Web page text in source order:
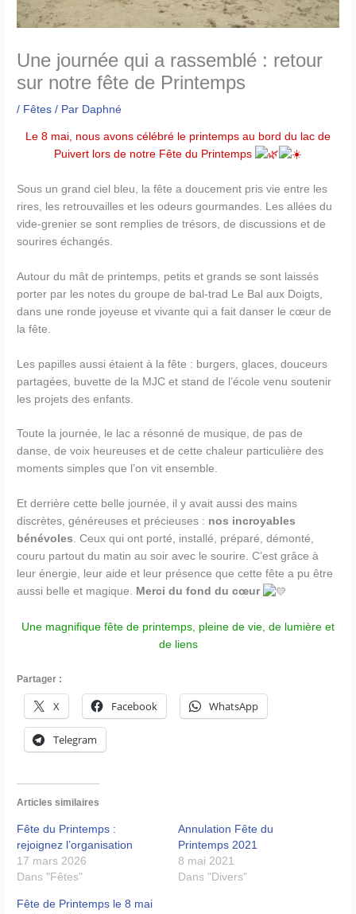
Une journée qui a rassemblé : retour
sur notre fête de Printemps
/ Fêtes / Par Daphné
Le 8 mai, nous avons célébré le printemps au bord du lac de
Puivert lors de notre Fête du Printemps
Sous un grand ciel bleu, la fête a doucement pris vie entre les
rires, les retrouvailles et les odeurs gourmandes. Les allées du
vide-grenier se sont remplies de trésors, de discussions et de
sourires échangés.
Autour du mât de printemps, petits et grands se sont laissés
porter par les notes du groupe de bal-trad Le Bal aux Doigts,
dans une ronde joyeuse et vivante qui a fait danser le cœur de
la fête.
Les papilles aussi étaient à la fête : burgers, glaces, douceurs
partagées, buvette de la MJC et stand de l’école venu soutenir
les projets des enfants.
Toute la journée, le lac a résonné de musique, de pas de
danse, de voix heureuses et de cette chaleur particulière des
moments simples que l’on vit ensemble.
Et derrière cette belle journée, il y avait aussi des mains
discrètes, généreuses et précieuses : nos incroyables
bénévoles. Ceux qui ont porté, installé, préparé, démonté,
couru partout du matin au soir avec le sourire. C’est grâce à
leur énergie, leur aide et leur présence que cette fête a pu être
aussi belle et magique. Merci du fond du cœur
Une magnifique fête de printemps, pleine de vie, de lumière et
de liens
Partager :
X Facebook WhatsApp
Telegram
Articles similaires
Fête du Printemps :
rejoignez l’organisation
17 mars 2026
Dans "Fêtes"
Annulation Fête du
Printemps 2021
8 mai 2021
Dans "Divers"
Fête de Printemps le 8 mai